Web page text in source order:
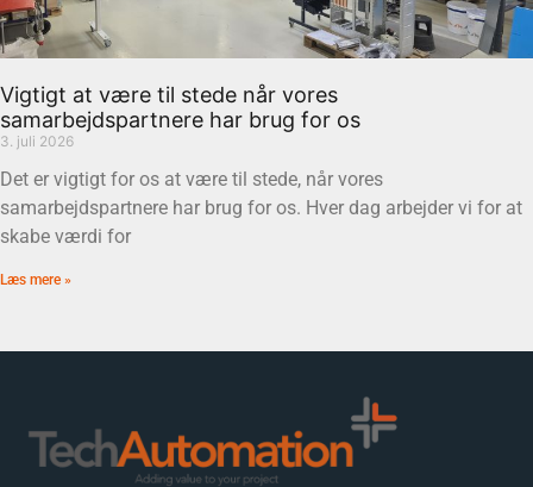
Vigtigt at være til stede når vores
samarbejdspartnere har brug for os
3. juli 2026
Det er vigtigt for os at være til stede, når vores
samarbejdspartnere har brug for os. Hver dag arbejder vi for at
skabe værdi for
Læs mere »